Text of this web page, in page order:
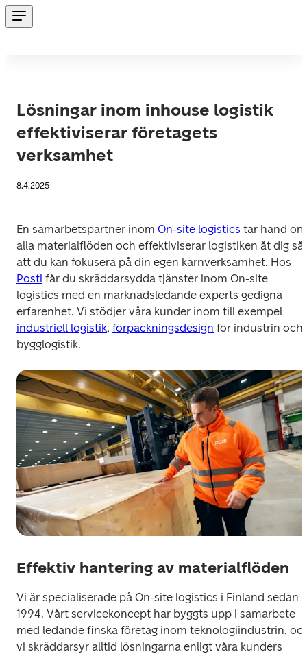
Lösningar inom inhouse logistik
effektiviserar företagets
verksamhet
8.4.2025
En samarbetspartner inom On-site logistics tar hand om
alla materialflöden och effektiviserar logistiken åt dig så
Posti får du skräddarsydda tjänster inom On-site
logistics med en marknadsledande experts gedigna
industriell logistik, förpackningsdesign för industrin och
bygglogistik.
Effektiv hantering av materialflöden
Vi är specialiserade på On-site logistics i Finland sedan
1994. Vårt servicekoncept har byggts upp i samarbete
med ledande finska företag inom teknologiindustrin,
vi skräddarsyr alltid lösningarna enligt våra kunders